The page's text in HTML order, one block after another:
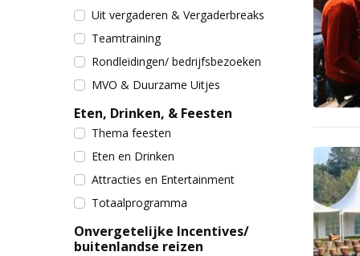
Uit vergaderen & Vergaderbreaks
Teamtraining
Rondleidingen/ bedrijfsbezoeken
MVO & Duurzame Uitjes
Eten, Drinken, & Feesten
Thema feesten
Eten en Drinken
Attracties en Entertainment
Totaalprogramma
Onvergetelijke Incentives/
buitenlandse reizen